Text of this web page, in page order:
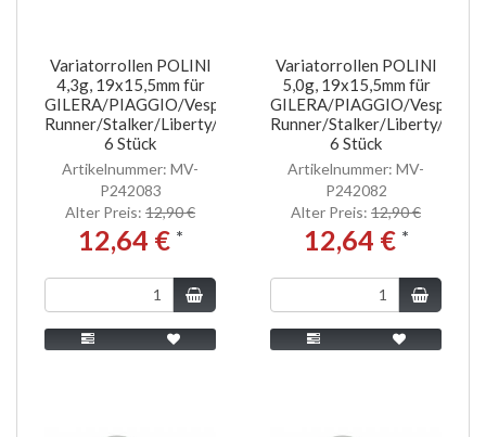
Variatorrollen POLINI
4,3g, 19x15,5mm für
GILERA/PIAGGIO/Vespa
Runner/Stalker/Liberty/NRG/MC2/ET2
6 Stück
Artikelnummer: MV-
P242083
Alter Preis: 12,90 €
12,64 € *
Variatorrollen POLINI
5,0g, 19x15,5mm für
GILERA/PIAGGIO/Vespa
Runner/Stalker/Liberty/
6 Stück
Artikelnummer: MV-
P242082
Alter Preis: 12,90 €
12,64 € *